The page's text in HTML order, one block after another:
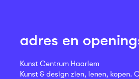
adres en
Kunst Centrum Haarlem
Kunst & design zien, lenen, kopen.